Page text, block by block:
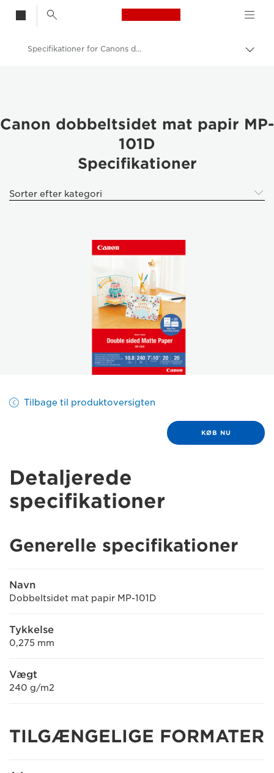
Canon Logo, back
Skift
Pixma Photo Paper - Glossy, Matter, Luster
Canon dobbeltsidet mat papir MP-101D
Specifikationer for Canons dobbeltsidede matte papir MP-101D
Canon dobbeltsidet mat papir MP-
101D
Specifikationer
Sorter efter kategori
Tilbage til produktoversigten
KØB NU
Detaljerede
specifikationer
Generelle specifikationer
Navn
Dobbeltsidet mat papir MP-101D
Tykkelse
0,275 mm
Vægt
240 g/m2
TILGÆNGELIGE FORMATER